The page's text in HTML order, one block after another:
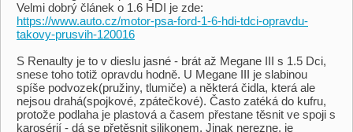
Velmi dobrý článek o 1.6 HDI je zde:
https://www.auto.cz/motor-psa-ford-1-6-hdi-tdci-opravdu-
takovy-prusvih-120016
S Renaulty je to v dieslu jasné - brát až Megane III s 1.5 Dci,
snese toho totiž opravdu hodně. U Megane III je slabinou
spíše podvozek(pružiny, tlumiče) a některá čidla, která ale
nejsou drahá(spojkové, zpátečkové). Často zatéká do kufru,
protože podlaha je plastová a časem přestane těsnit ve spoji s
karosérií - dá se přetěsnit silikonem. Jinak nerezne, je